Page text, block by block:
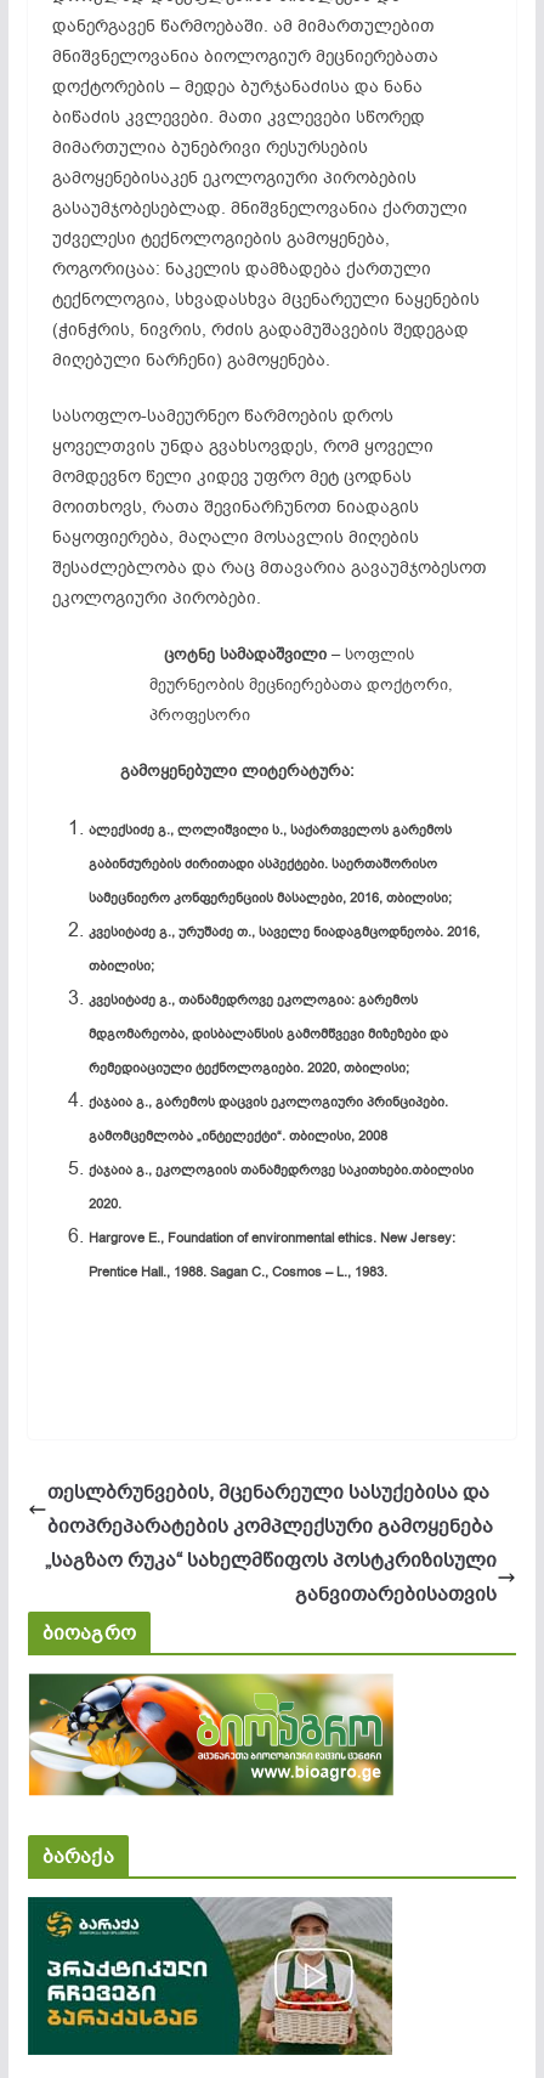
დანერგავენ წარმოებაში. ამ მიმართულებით
მნიშვნელოვანია ბიოლოგიურ მეცნიერებათა
დოქტორების – მედეა ბურჯანაძისა და ნანა
ბიწაძის კვლევები. მათი კვლევები სწორედ
მიმართულია ბუნებრივი რესურსების
გამოყენებისაკენ ეკოლოგიური პირობების
გასაუმჯობესებლად. მნიშვნელოვანია ქართული
უძველესი ტექნოლოგიების გამოყენება,
როგორიცაა: ნაკელის დამზადება ქართული
ტექნოლოგია, სხვადასხვა მცენარეული ნაყენების
(ჭინჭრის, ნივრის, რძის გადამუშავების შედეგად
მიღებული ნარჩენი) გამოყენება.
სასოფლო-სამეურნეო წარმოების დროს
ყოველთვის უნდა გვახსოვდეს, რომ ყოველი
მომდევნო წელი კიდევ უფრო მეტ ცოდნას
მოითხოვს, რათა შევინარჩუნოთ ნიადაგის
ნაყოფიერება, მაღალი მოსავლის მიღების
შესაძლებლობა და რაც მთავარია გავაუმჯობესოთ
ეკოლოგიური პირობები.
ცოტნე სამადაშვილი– სოფლის
მეურნეობის მეცნიერებათა დოქტორი,
პროფესორი
გამოყენებული ლიტერატურა:
ალექსიძე გ., ლოლიშვილი ს., საქართველოს გარემოს
გაბინძურების ძირითადი ასპექტები. საერთაშორისო
სამეცნიერო კონფერენციის მასალები, 2016, თბილისი;
კვესიტაძე გ., ურუშაძე თ., საველე ნიადაგმცოდნეობა. 2016,
თბილისი;
კვესიტაძე გ., თანამედროვე ეკოლოგია: გარემოს
მდგომარეობა, დისბალანსის გამომწვევი მიზეზები და
რემედიაციული ტექნოლოგიები. 2020, თბილისი;
ქაჯაია გ., გარემოს დაცვის ეკოლოგიური პრინციპები.
გამომცემლობა „ინტელექტი“. თბილისი, 2008
ქაჯაია გ., ეკოლოგიის თანამედროვე საკითხები.თბილისი
2020.
Hargrove E., Foundation of environmental ethics. New Jersey:
Prentice Hall., 1988. Sagan C., Cosmos – L., 1983.
თესლბრუნვების, მცენარეული სასუქებისა და
ბიოპრეპარატების კომპლექსური გამოყენება
„საგზაო რუკა“ სახელმწიფოს პოსტკრიზისული
განვითარებისათვის
ბიოაგრო
ბარაქა